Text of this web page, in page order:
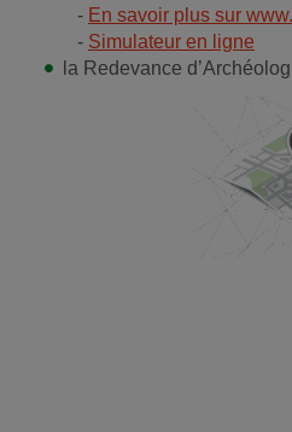
- En savoir plus sur
- Simulateur en ligne
la Redevance